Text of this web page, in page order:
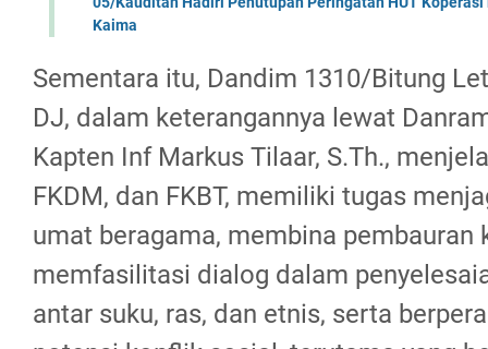
Kaima
Sementara itu, Dandim 1310/Bitung
DJ, dalam keterangannya lewat
Kapten Inf Markus Tilaar, S.Th.,
FKDM, dan FKBT, memiliki tugas
umat beragama, membina pembauran
memfasilitasi dialog dalam
antar suku, ras, dan etnis, serta